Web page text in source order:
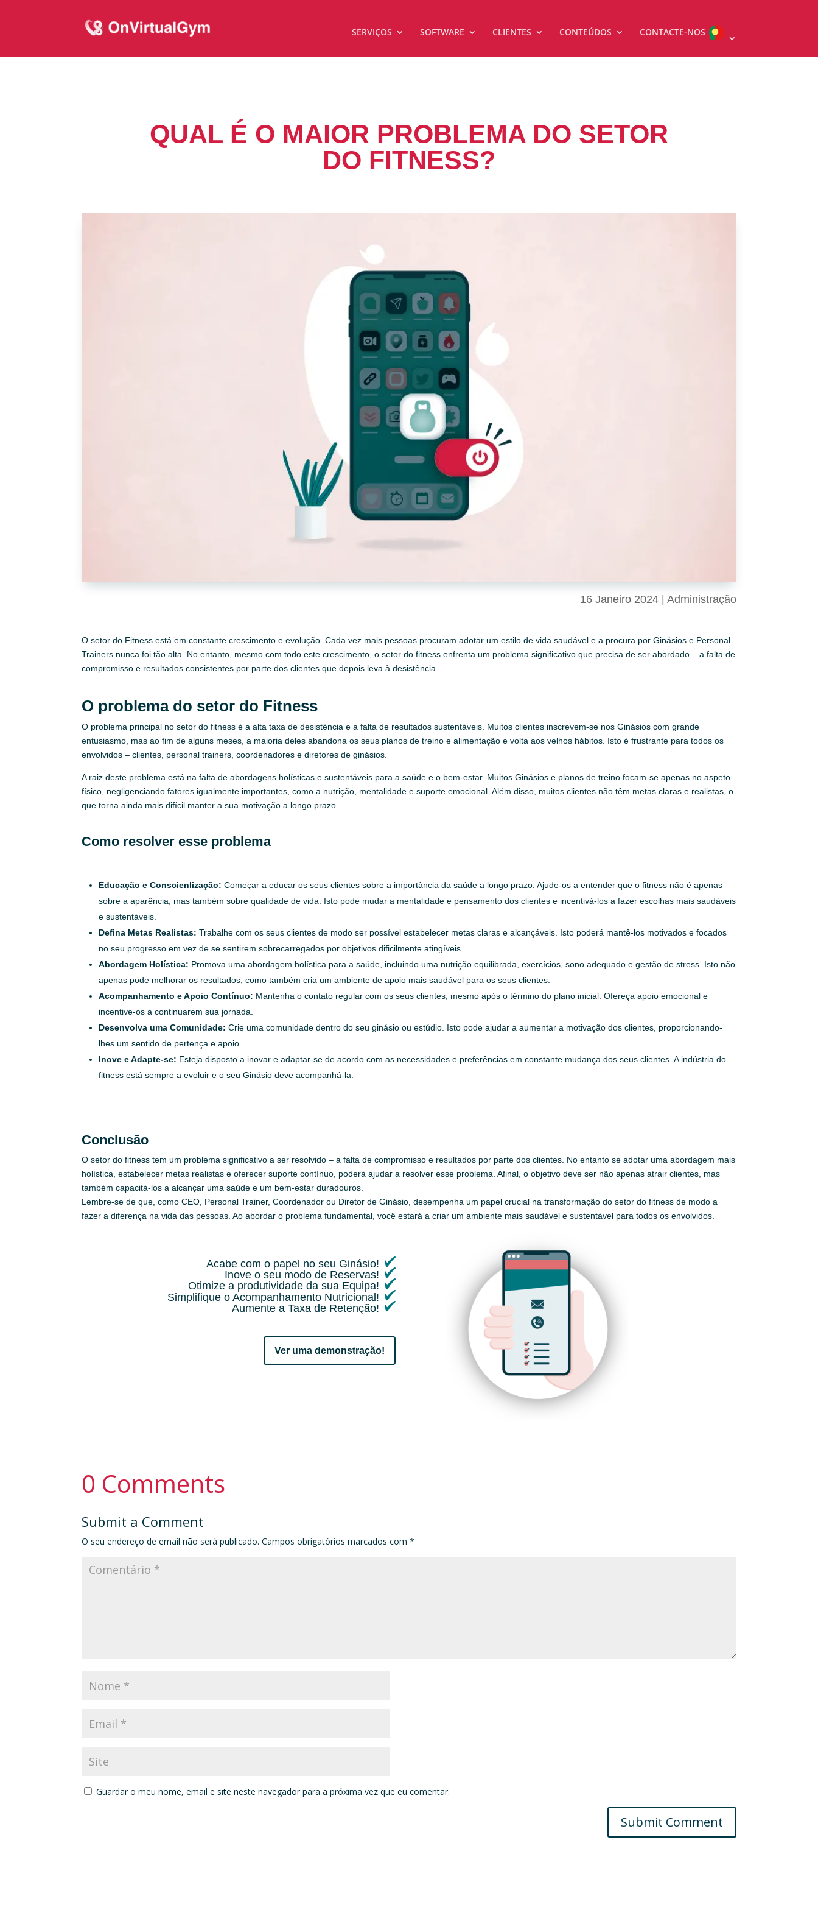
SERVIÇOS SOFTWARE CLIENTES CONTEÚDOS CONTACTE-NOS
QUAL É O MAIOR PROBLEMA DO SETOR
DO FITNESS?
16 Janeiro 2024| Administração
O setor do Fitness está em constante crescimento e evolução. Cada vez mais pessoas procuram adotar um estilo de vida saudável e a procura por Ginásios e Personal
Trainers nunca foi tão alta. No entanto, mesmo com todo este crescimento, o setor do fitness enfrenta um problema significativo que precisa de ser abordado – a falta de
compromisso e resultados consistentes por parte dos clientes que depois leva à desistência.
O problema do setor do Fitness
O problema principal no setor do fitness é a alta taxa de desistência e a falta de resultados sustentáveis. Muitos clientes inscrevem-se nos Ginásios com grande
entusiasmo, mas ao fim de alguns meses, a maioria deles abandona os seus planos de treino e alimentação e volta aos velhos hábitos. Isto é frustrante para todos os
envolvidos – clientes, personal trainers, coordenadores e diretores de ginásios.
A raiz deste problema está na falta de abordagens holísticas e sustentáveis para a saúde e o bem-estar. Muitos Ginásios e planos de treino focam-se apenas no aspeto
físico, negligenciando fatores igualmente importantes, como a nutrição, mentalidade e suporte emocional. Além disso, muitos clientes não têm metas claras e realistas, o
que torna ainda mais difícil manter a sua motivação a longo prazo.
Como resolver esse problema
Educação e Conscienlização: Começar a educar os seus clientes sobre a importância da saúde a longo prazo. Ajude-os a entender que o fitness não é apenas
sobre a aparência, mas também sobre qualidade de vida. Isto pode mudar a mentalidade e pensamento dos clientes e incentivá-los a fazer escolhas mais saudáveis
e sustentáveis.
Defina Metas Realistas: Trabalhe com os seus clientes de modo ser possível estabelecer metas claras e alcançáveis. Isto poderá mantê-los motivados e focados
no seu progresso em vez de se sentirem sobrecarregados por objetivos dificilmente atingíveis.
Abordagem Holística: Promova uma abordagem holística para a saúde, incluindo uma nutrição equilibrada, exercícios, sono adequado e gestão de stress. Isto não
apenas pode melhorar os resultados, como também cria um ambiente de apoio mais saudável para os seus clientes.
Acompanhamento e Apoio Contínuo: Mantenha o contato regular com os seus clientes, mesmo após o término do plano inicial. Ofereça apoio emocional e
incentive-os a continuarem sua jornada.
Desenvolva uma Comunidade: Crie uma comunidade dentro do seu ginásio ou estúdio. Isto pode ajudar a aumentar a motivação dos clientes, proporcionando-
lhes um sentido de pertença e apoio.
Inove e Adapte-se: Esteja disposto a inovar e adaptar-se de acordo com as necessidades e preferências em constante mudança dos seus clientes. A indústria do
fitness está sempre a evoluir e o seu Ginásio deve acompanhá-la.
Conclusão
O setor do fitness tem um problema significativo a ser resolvido – a falta de compromisso e resultados por parte dos clientes. No entanto se adotar uma abordagem mais
holística, estabelecer metas realistas e oferecer suporte contínuo, poderá ajudar a resolver esse problema. Afinal, o objetivo deve ser não apenas atrair clientes, mas
também capacitá-los a alcançar uma saúde e um bem-estar duradouros.
Lembre-se de que, como CEO, Personal Trainer, Coordenador ou Diretor de Ginásio, desempenha um papel crucial na transformação do setor do fitness de modo a
fazer a diferença na vida das pessoas. Ao abordar o problema fundamental, você estará a criar um ambiente mais saudável e sustentável para todos os envolvidos.
Acabe com o papel no seu Ginásio!
Inove o seu modo de Reservas!
Otimize a produtividade da sua Equipa!
Simplifique o Acompanhamento Nutricional!
Aumente a Taxa de Retenção!
Ver uma demonstração!
0 Comments
Submit a Comment
O seu endereço de email não será publicado. Campos obrigatórios marcados com*
Guardar o meu nome, email e site neste navegador para a próxima vez que eu comentar.
Submit Comment